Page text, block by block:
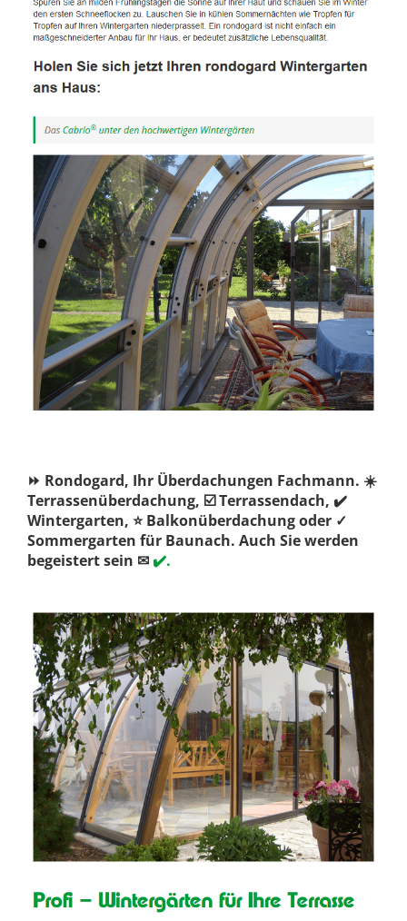
⏩ Rondogard, Ihr Überdachungen Fachmann. ☀️
Terrassenüberdachung, ☑️ Terrassendach, ✔️
Wintergarten, ⭐ Balkonüberdachung oder ✓
Sommergarten für Baunach. Auch Sie werden
begeistert sein ✉✔️.